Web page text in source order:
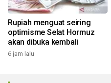
Rupiah menguat seiring
optimisme Selat Hormuz
akan dibuka kembali
6 jam lalu